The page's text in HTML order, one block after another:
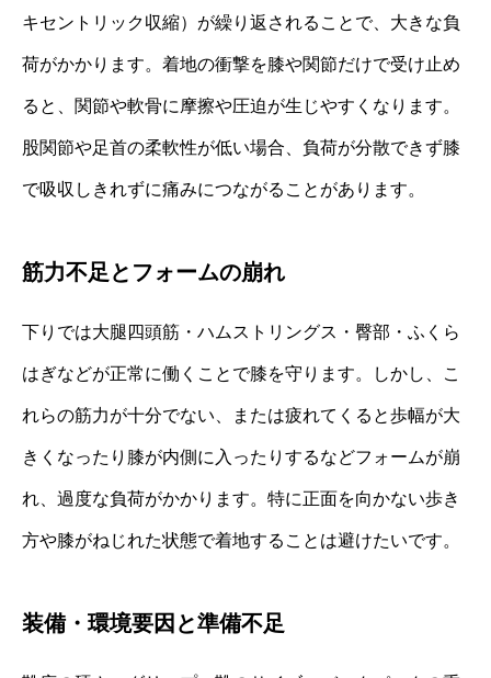
キセントリック収縮）が繰り返されることで、大きな負
荷がかかります。着地の衝撃を膝や関節だけで受け止め
ると、関節や軟骨に摩擦や圧迫が生じやすくなります。
股関節や足首の柔軟性が低い場合、負荷が分散できず膝
で吸収しきれずに痛みにつながることがあります。
筋力不足とフォームの崩れ
下りでは大腿四頭筋・ハムストリングス・臀部・ふくら
はぎなどが正常に働くことで膝を守ります。しかし、こ
れらの筋力が十分でない、または疲れてくると歩幅が大
きくなったり膝が内側に入ったりするなどフォームが崩
れ、過度な負荷がかかります。特に正面を向かない歩き
方や膝がねじれた状態で着地することは避けたいです。
装備・環境要因と準備不足